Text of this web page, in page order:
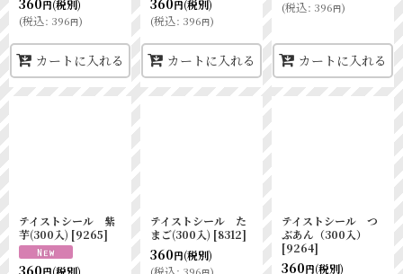
円(税別)
(税込: 396円)
カートに入れる
円(税別)
(税込: 396円)
カートに入れる
(税込: 396円)
カートに入れる
テイストシール 紫
芋(300入) [9265]
テイストシール た
まご(300入) [8312]
360円(税別)
(税込: 396 )
テイストシール つ
ぶあん（300入）
[9264]
360円(税別)